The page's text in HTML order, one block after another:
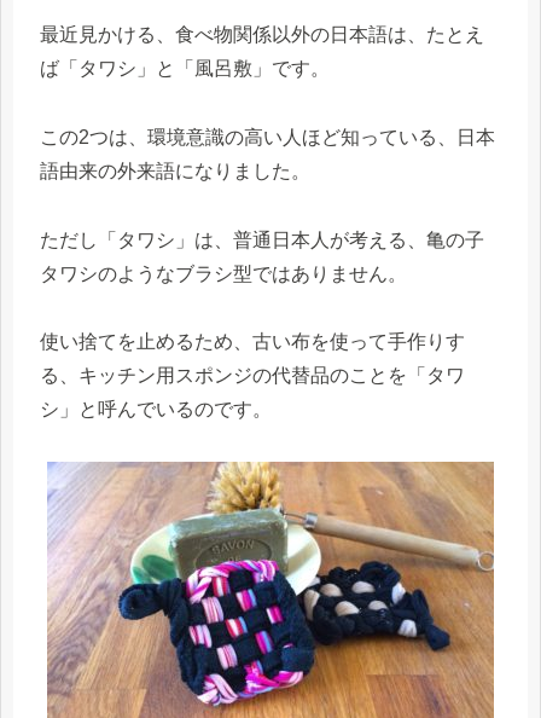
最近見かける、食べ物関係以外の日本語は、たとえ
ば「タワシ」と「風呂敷」です。
この2つは、環境意識の高い人ほど知っている、日本
語由来の外来語になりました。
ただし「タワシ」は、普通日本人が考える、亀の子
タワシのようなブラシ型ではありません。
使い捨てを止めるため、古い布を使って手作りす
る、キッチン用スポンジの代替品のことを「タワ
シ」と呼んでいるのです。